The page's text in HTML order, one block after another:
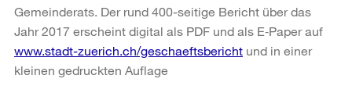
Gemeinderats. Der rund 400-seitige Bericht über das
Jahr 2017 erscheint digital als PDF und als E‑Paper auf
www.stadt-zuerich.ch/geschaeftsbericht und in einer
kleinen gedruckten Auflage